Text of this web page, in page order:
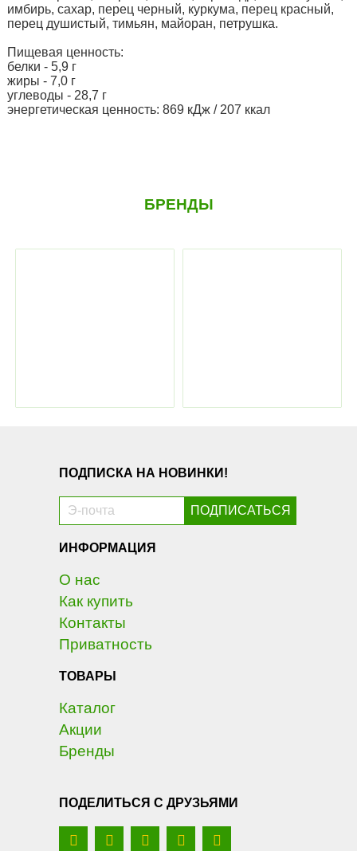
имбирь, сахар, перец черный, куркума, перец красный,
перец душистый, тимьян, майоран, петрушка.
Пищевая ценность:
белки - 5,9 г
жиры - 7,0 г
углеводы - 28,7 г
энергетическая ценность: 869 кДж / 207 ккал
БРЕНДЫ
ПОДПИСКА НА НОВИНКИ!
ИНФОРМАЦИЯ
О нас
Как купить
Контакты
Приватность
ТОВАРЫ
Каталог
Акции
Бренды
ПОДЕЛИТЬСЯ С ДРУЗЬЯМИ